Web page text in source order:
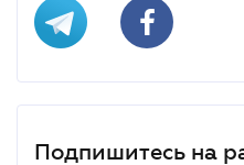
Подпишитесь на